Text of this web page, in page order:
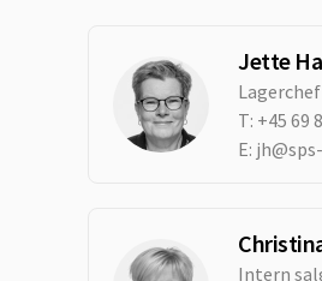
Jette
Lagerchef
T: +45 69
E:
Intern